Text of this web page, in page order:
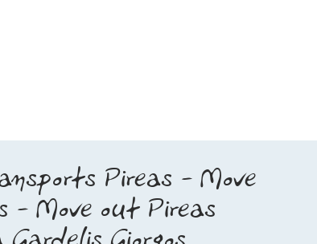
Pireas - Move
- Move out Pireas